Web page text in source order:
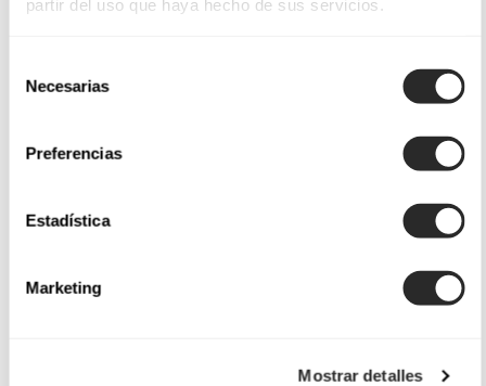
partir del uso que haya hecho de sus servicios.
Necesarias
Preferencias
Estadística
Marketing
Mostrar detalles